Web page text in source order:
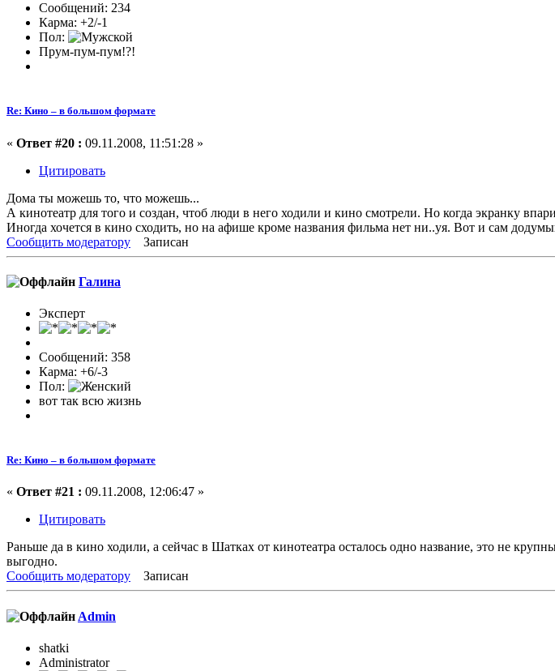
Сообщений: 234
Карма: +2/-1
Пол:
Прум-пум-пум!?!
Re: Кино – в большом формате
« Ответ #20 : 09.11.2008, 11:51:28 »
Цитировать
Дома ты можешь то, что можешь...
А кинотеатр для того и создан, чтоб люди в него ходили и кино смотрели. Но когда экранку
Иногда хочется в кино сходить, но на афише кроме названия фильма нет ни..уя. Вот и сам
Сообщить модератору
Записан
Галина
Эксперт
Сообщений: 358
Карма: +6/-3
Пол:
вот так всю жизнь
Re: Кино – в большом формате
« Ответ #21 : 09.11.2008, 12:06:47 »
Цитировать
Раньше да в кино ходили, а сейчас в Шатках от кинотеатра осталось одно название, это не
выгодно.
Сообщить модератору
Записан
Admin
shatki
Administrator